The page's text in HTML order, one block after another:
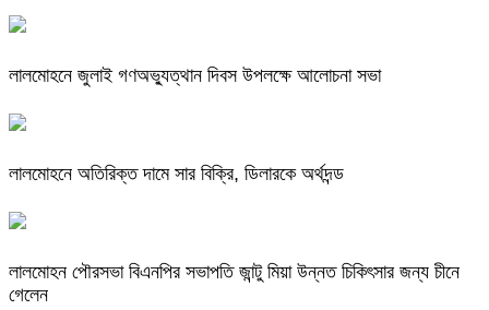
লালমোহনে জুলাই গণঅভ্যুত্থান দিবস উপলক্ষে আলোচনা সভা
লালমোহনে অতিরিক্ত দামে সার বিক্রি, ডিলারকে অর্থদন্ড
লালমোহন পৌরসভা বিএনপির সভাপতি জান্টু মিয়া উন্নত চিকিৎসার জন্য চীনে
গেলেন